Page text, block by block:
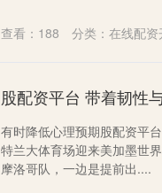
查看： 188 分类： 在线配
股配资平台 带着韧性
有时降低心理预期股配资平
特兰大体育场迎来美加墨世
摩洛哥队，一边是提前出....